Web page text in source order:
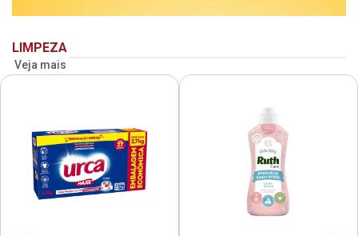
LIMPEZA
Veja mais